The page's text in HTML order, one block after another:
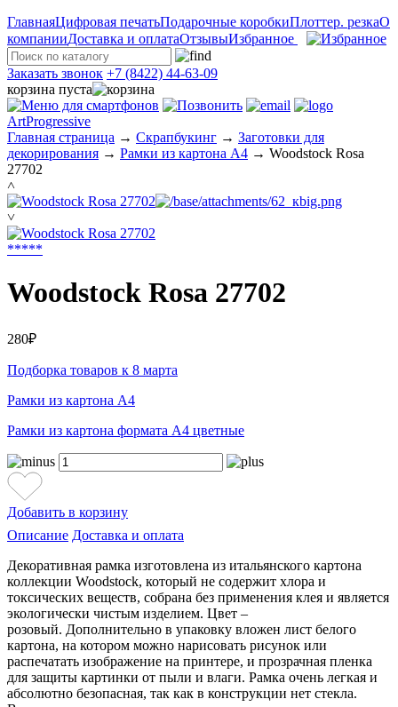
ГлавнаяЦифровая печатьПодарочные коробкиПлоттер. резкаО
компанииДоставка и оплатаОтзывыИзбранное
Заказать звонок +7 (8422) 44-63-09
корзина пуста
ArtProgressive
Главная страница → Скрапбукинг → Заготовки для
декорирования → Рамки из картона А4 → Woodstock Rosa
27702
˄
˅
*****
Woodstock Rosa 27702
280₽
Подборка товаров к 8 марта
Рамки из картона А4
Рамки из картона формата А4 цветные
Добавить в корзину
Описание Доставка и оплата
Декоративная рамка изготовлена из итальянского картона
коллекции Woodstock, который не содержит хлора и
токсических веществ, собрана без применения клея и является
экологически чистым изделием. Цвет –
розовый. Дополнительно в упаковку вложен лист белого
картона, на котором можно нарисовать рисунок или
распечатать изображение на принтере, и прозрачная пленка
для защиты картинки от пыли и влаги. Рамка очень легкая и
абсолютно безопасная, так как в конструкции нет стекла.